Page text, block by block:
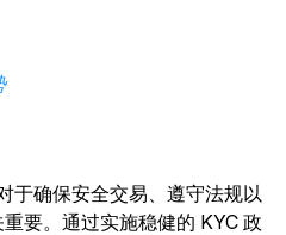
于确保安全交易、遵守法规以
要。通过实施稳健的 KYC 政